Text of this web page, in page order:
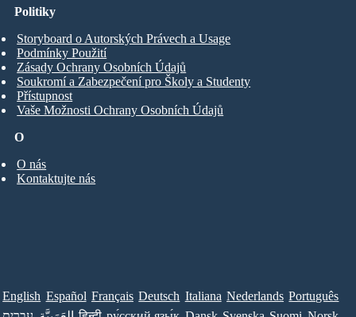
O
O nás
Kontaktujte nás
Politiky
Storyboard o Autorských Právech a Usage
Podmínky Použití
Zásady Ochrany Osobních Údajů
Soukromí a Zabezpečení pro Školy a Studenty
Přístupnost
Vaše Možnosti Ochrany Osobních Údajů
English Español Français Deutsch Italiana Nederlands Português